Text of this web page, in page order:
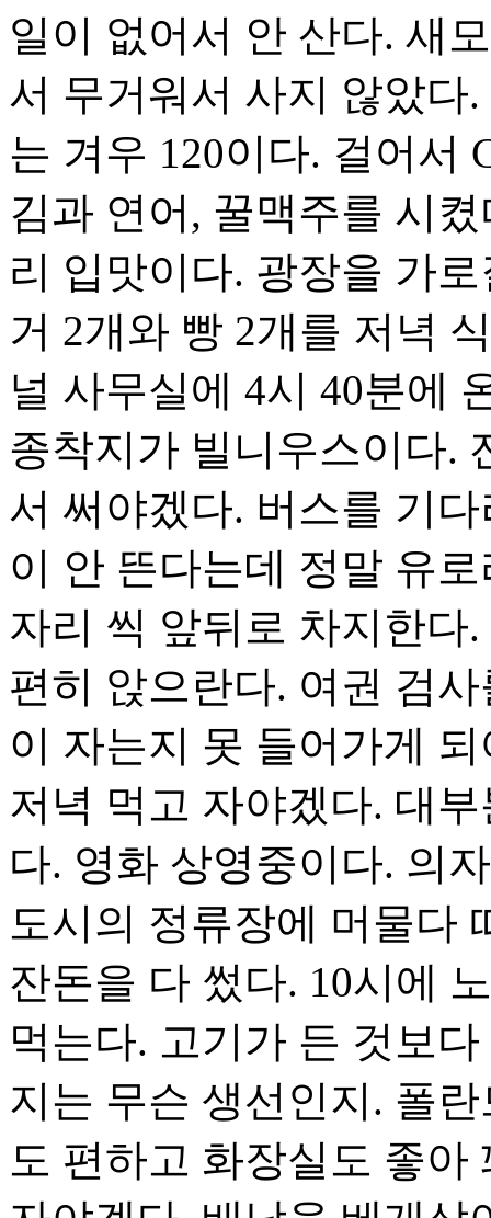
일이 없어서 안 산다. 새
서 무거워서 사지 않았다
는 겨우 120이다. 걸어서
김과 연어, 꿀맥주를 시
리 입맛이다. 광장을 가
거 2개와 빵 2개를 저녁
널 사무실에 4시 40분에
종착지가 빌니우스이다.
서 써야겠다. 버스를 기
이 안 뜬다는데 정말 유
자리 씩 앞뒤로 차지한다
편히 앉으란다. 여권 검
이 자는지 못 들어가게
저녁 먹고 자야겠다. 대
다. 영화 상영중이다. 의
도시의 정류장에 머물다
잔돈을 다 썼다. 10시에
먹는다. 고기가 든 것보
지는 무슨 생선인지. 폴
도 편하고 화장실도 좋아